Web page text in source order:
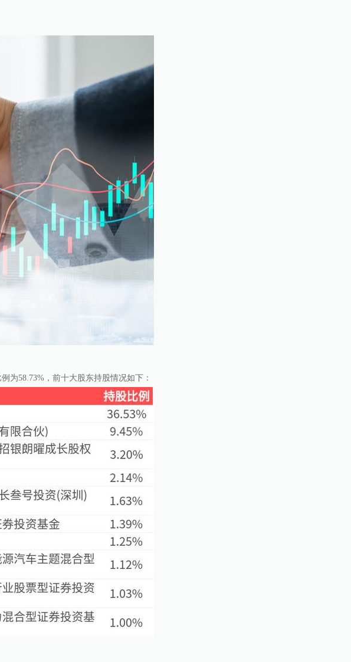
为58.73%，前十大股东持股情况如下：